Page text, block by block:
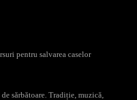
pentru salvarea caselor
sărbătoare. Tradiție, muzică,